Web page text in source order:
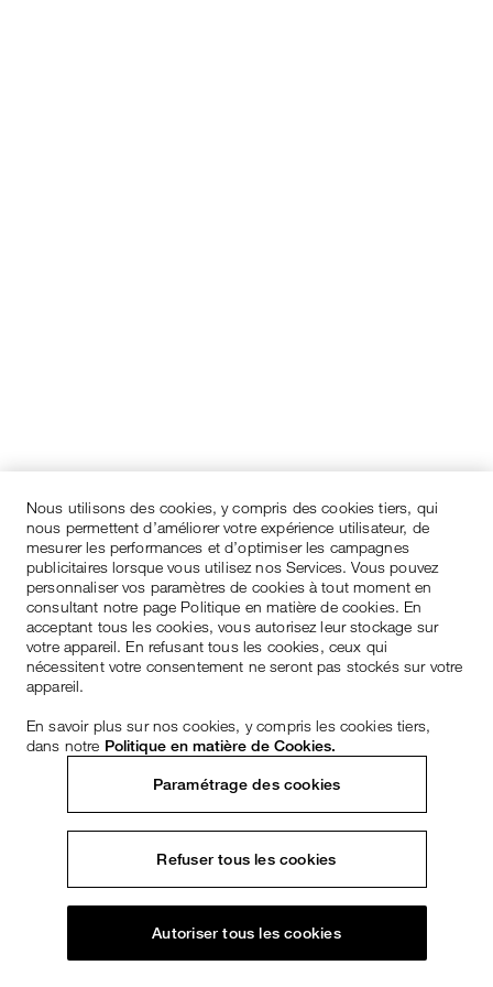
Nous utilisons des cookies, y compris des cookies tiers, qui
nous permettent d’améliorer votre expérience utilisateur, de
mesurer les performances et d’optimiser les campagnes
publicitaires lorsque vous utilisez nos Services. Vous pouvez
personnaliser vos paramètres de cookies à tout moment en
consultant notre page Politique en matière de cookies. En
acceptant tous les cookies, vous autorisez leur stockage sur
votre appareil. En refusant tous les cookies, ceux qui
nécessitent votre consentement ne seront pas stockés sur votre
appareil.
En savoir plus sur nos cookies, y compris les cookies tiers,
dans notre Politique en matière de Cookies.
Paramétrage des cookies
Refuser tous les cookies
Autoriser tous les cookies